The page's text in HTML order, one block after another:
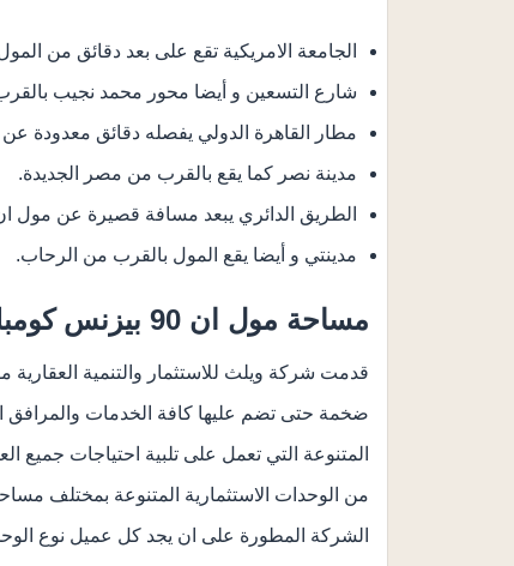
الجامعة الامريكية تقع على بعد دقائق من
شارع التسعين و أيضا محور محمد نجيب
مطار القاهرة الدولي يفصله دقائق معدودة عن ان 90 بيزنس
مدينة نصر كما يقع بالقرب من مصر الجديدة.
الطريق الدائري يبعد مسافة قصيرة عن مول ان 90 التجمع
مدينتي و أيضا يقع المول بالقرب من الرحاب.
مساحة مول ان 90 بيزنس كومبلكس القاهرة الجديدة
ضخمة حتى تضم عليها كافة الخدمات والمرافق
المتنوعة التي تعمل على تلبية احتياجات جميع
من الوحدات الاستثمارية المتنوعة بمختلف
الشركة المطورة على ان يجد كل عميل نوع